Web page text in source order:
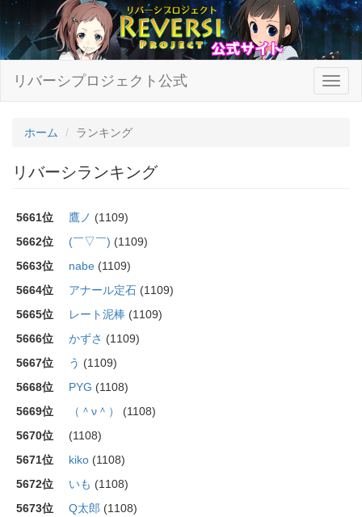
リバーシプロジェクト公式
ホーム ランキング
リバーシランキング
5661位 鷹ノ (1109)
5662位
(￣▽￣) (1109)
5663位
nabe (1109)
5664位
アナール定石 (1109)
5665位
レート泥棒 (1109)
5666位
かずさ (1109)
5667位
う (1109)
5668位
PYG (1108)
5669位
（＾ν＾）
(1108)
5670位
(1108)
5671位
kiko (1108)
5672位
いも (1108)
5673位
Q太郎 (1108)